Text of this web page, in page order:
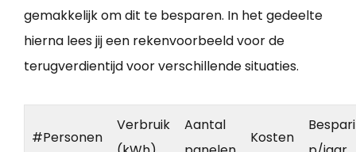
gemakkelijk om dit te besparen. In het gedeelte
hierna lees jij een rekenvoorbeeld voor de
terugverdientijd voor verschillende situaties.
#Personen
Verbruik
Aantal
Kosten